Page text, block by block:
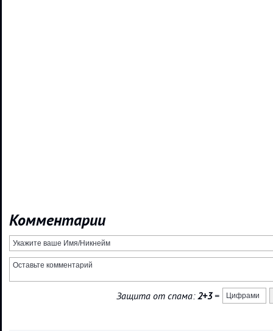
Комментарии
Защита от спама:2+3=